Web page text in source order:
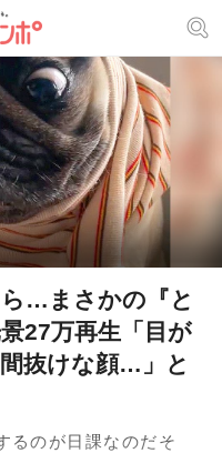
…まさかの『と
27万再生「目が
抜けな顔…」と
るのが日課なのだそ